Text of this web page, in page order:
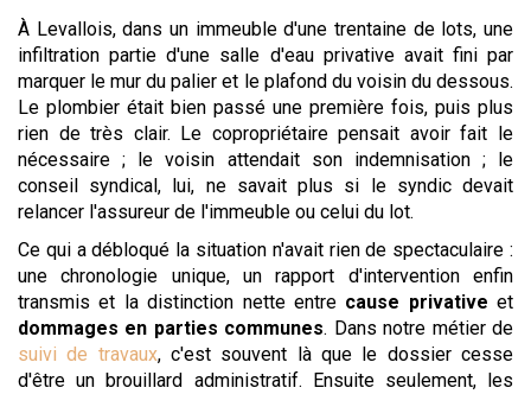
À Levallois, dans un immeuble d'une trentaine de lots, une
infiltration partie d'une salle d'eau privative avait fini par
marquer le mur du palier et le plafond du voisin du dessous.
Le plombier était bien passé une première fois, puis plus
rien de très clair. Le copropriétaire pensait avoir fait le
nécessaire ; le voisin attendait son indemnisation ; le
conseil syndical, lui, ne savait plus si le syndic devait
relancer l'assureur de l'immeuble ou celui du lot.
Ce qui a débloqué la situation n'avait rien de spectaculaire :
une chronologie unique, un rapport d'intervention enfin
transmis et la distinction nette entre cause privative et
dommages en parties communes. Dans notre métier de
suivi de travaux, c'est souvent là que le dossier cesse
d'être un brouillard administratif. Ensuite seulement, les